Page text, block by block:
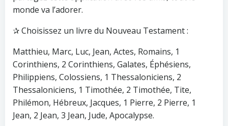
monde va l’adorer.
✰ Choisissez un livre du Nouveau Testament :
Matthieu, Marc, Luc, Jean, Actes, Romains, 1
Corinthiens, 2 Corinthiens, Galates, Éphésiens,
Philippiens, Colossiens, 1 Thessaloniciens, 2
Thessaloniciens, 1 Timothée, 2 Timothée, Tite,
Philémon, Hébreux, Jacques, 1 Pierre, 2 Pierre, 1
Jean, 2 Jean, 3 Jean, Jude, Apocalypse.